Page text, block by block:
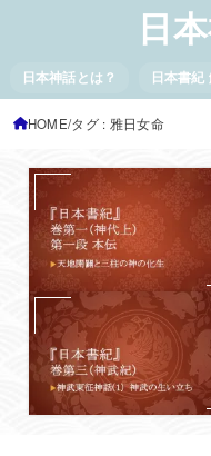
日
日本神話とは？ 日本書紀
HOME タグ : 雅日女命